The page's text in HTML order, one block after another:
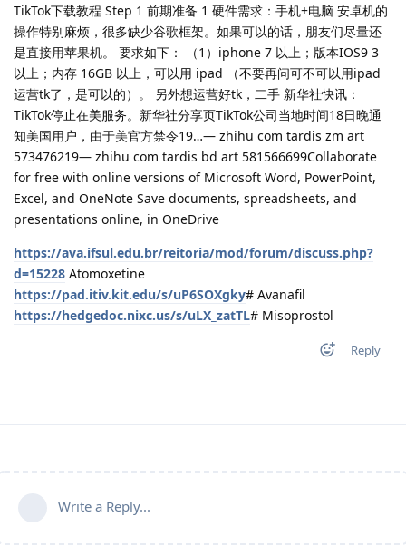
TikTok下载教程 Step 1 前期准备 1 硬件需求：手机+电脑 安卓机的
操作特别麻烦，很多缺少谷歌框架。如果可以的话，朋友们尽量还
是直接用苹果机。 要求如下： （1）iphone 7 以上；版本IOS9 3
以上；内存 16GB 以上，可以用 ipad （不要再问可不可以用ipad
运营tk了，是可以的）。 另外想运营好tk，二手 新华社快讯：
TikTok停止在美服务。新华社分享页TikTok公司当地时间18日晚通
知美国用户，由于美官方禁令19…— zhihu com tardis zm art
573476219— zhihu com tardis bd art 581566699Collaborate
for free with online versions of Microsoft Word, PowerPoint,
Excel, and OneNote Save documents, spreadsheets, and
presentations online, in OneDrive
https://ava.ifsul.edu.br/reitoria/mod/forum/discuss.php?
d=15228 Atomoxetine
https://pad.itiv.kit.edu/s/uP6SOXgky# Avanafil
https://hedgedoc.nixc.us/s/uLX_zatTL# Misoprostol
Reply
Write a Reply...